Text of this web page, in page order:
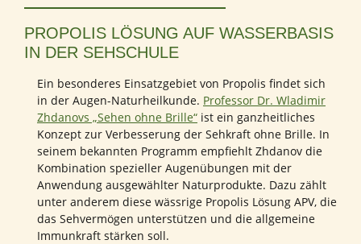
PROPOLIS LÖSUNG AUF WASSERBASIS
IN DER SEHSCHULE
Ein besonderes Einsatzgebiet von Propolis findet sich
in der Augen-Naturheilkunde. Professor Dr. Wladimir
Zhdanovs „Sehen ohne Brille“ ist ein ganzheitliches
Konzept zur Verbesserung der Sehkraft ohne Brille. In
seinem bekannten Programm empfiehlt Zhdanov die
Kombination spezieller Augenübungen mit der
Anwendung ausgewählter Naturprodukte. Dazu zählt
unter anderem diese wässrige Propolis Lösung APV, die
das Sehvermögen unterstützen und die allgemeine
Immunkraft stärken soll.